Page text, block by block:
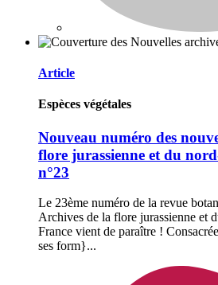
Article
Espèces végétales
Nouveau numéro des
flore jurassienne et du
n°23
Le 23ème numéro de la revue
Archives de la flore jurassienne et
France vient de paraître !
ses form}...